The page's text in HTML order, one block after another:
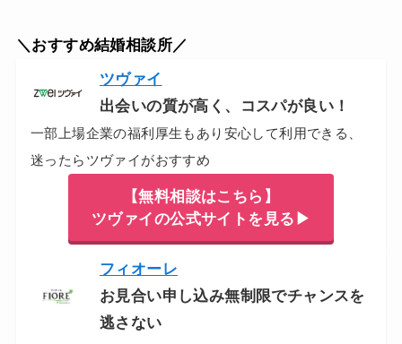
＼おすすめ結婚相談所／
ツヴァイ
出会いの質が高く、コスパが良い！
一部上場企業の福利厚生もあり安心して利用できる、
迷ったらツヴァイがおすすめ
【無料相談はこちら】
ツヴァイの公式サイトを見る▶
フィオーレ
お見合い申し込み無制限でチャンスを
逃さない